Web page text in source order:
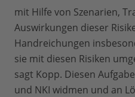
mit Hilfe von Szenarien,
Auswirkungen dieser
Handreichungen
sie mit diesen Risiken
sagt Kopp. Diesen
und NKI widmen und an